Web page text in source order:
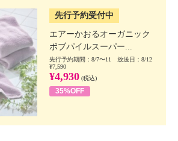
先行予約受付中
エアーかおるオーガニック
ボブパイルスーパー...
先行予約期間：8/7〜11 放送日：8/12
¥7,590
¥4,930 (税込)
35%OFF